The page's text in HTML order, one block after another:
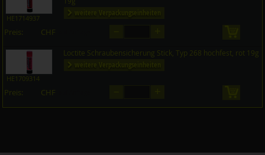
HE1714937
weitere Verpackungseinheiten
Preis: CHF
HE1709314
Loctite Schraubensicherung Stick, Typ 268 hochfest, rot 19g
weitere Verpackungseinheiten
Preis: CHF